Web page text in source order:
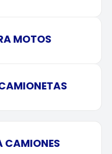
MOTOS
CAMIONES